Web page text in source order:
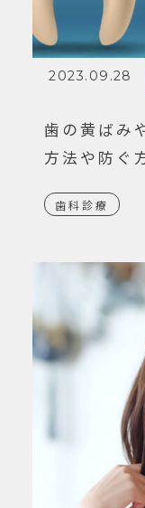
2023.09.28
歯の黄ばみ
方法や防ぐ
歯科診療